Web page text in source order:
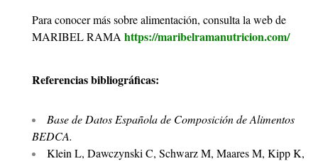
Para conocer más sobre alimentación, consulta la web de
MARIBEL RAMA https://maribelramanutricion.com/
Referencias bibliográficas:
Base de Datos Española de Composición de Alimentos
BEDCA.
Klein L, Dawczynski C, Schwarz M, Maares M, Kipp K,